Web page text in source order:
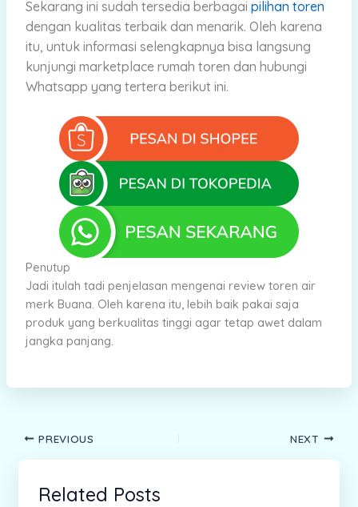
Sekarang ini sudah tersedia berbagai pilihan toren
dengan kualitas terbaik dan menarik. Oleh karena
itu, untuk informasi selengkapnya bisa langsung
kunjungi marketplace rumah toren dan hubungi
Whatsapp yang tertera berikut ini.
Penutup
Jadi itulah tadi penjelasan mengenai review toren air
merk Buana. Oleh karena itu, lebih baik pakai saja
produk yang berkualitas tinggi agar tetap awet dalam
jangka panjang.
PREVIOUS NEXT
Related Posts